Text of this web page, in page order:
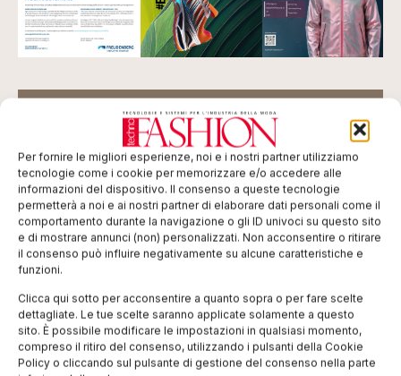
Per fornire le migliori esperienze, noi e i nostri partner utilizziamo
tecnologie come i cookie per memorizzare e/o accedere alle
informazioni del dispositivo. Il consenso a queste tecnologie
permetterà a noi e ai nostri partner di elaborare dati personali come il
comportamento durante la navigazione o gli ID univoci su questo sito
e di mostrare annunci (non) personalizzati. Non acconsentire o ritirare
il consenso può influire negativamente su alcune caratteristiche e
funzioni.
Clicca qui sotto per acconsentire a quanto sopra o per fare scelte
dettagliate. Le tue scelte saranno applicate solamente a questo
sito. È possibile modificare le impostazioni in qualsiasi momento,
compreso il ritiro del consenso, utilizzando i pulsanti della Cookie
Policy o cliccando sul pulsante di gestione del consenso nella parte
TI POTREBBERO INTERESSARE